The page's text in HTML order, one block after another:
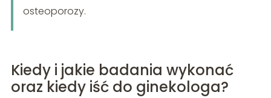
osteoporozy.
Kiedy i jakie badania wykonać
oraz kiedy iść do ginekologa?